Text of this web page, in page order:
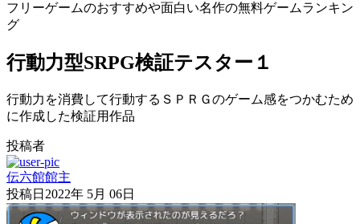
フリーゲームのおすすめや面白い名作の無料ゲームランキン
グ
行動力型SRPG検証テスター１
行動力を消費して行動するＳＰＲＧのゲーム感をつかむため
に作成した検証用作品
投稿者
伝六館館主
投稿日 2022年 5月 06日